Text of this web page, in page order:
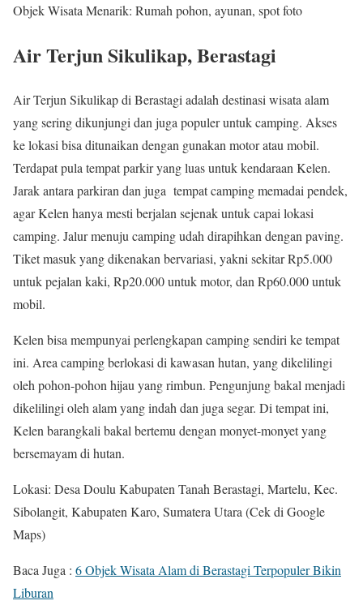
Objek Wisata Menarik: Rumah pohon, ayunan, spot foto
Air Terjun Sikulikap, Berastagi
Air Terjun Sikulikap di Berastagi adalah destinasi wisata alam
yang sering dikunjungi dan juga populer untuk camping. Akses
ke lokasi bisa ditunaikan dengan gunakan motor atau mobil.
Terdapat pula tempat parkir yang luas untuk kendaraan Kelen.
Jarak antara parkiran dan juga tempat camping memadai pendek,
agar Kelen hanya mesti berjalan sejenak untuk capai lokasi
camping. Jalur menuju camping udah dirapihkan dengan paving.
Tiket masuk yang dikenakan bervariasi, yakni sekitar Rp5.000
untuk pejalan kaki, Rp20.000 untuk motor, dan Rp60.000 untuk
mobil.
Kelen bisa mempunyai perlengkapan camping sendiri ke tempat
ini. Area camping berlokasi di kawasan hutan, yang dikelilingi
oleh pohon-pohon hijau yang rimbun. Pengunjung bakal menjadi
dikelilingi oleh alam yang indah dan juga segar. Di tempat ini,
Kelen barangkali bakal bertemu dengan monyet-monyet yang
bersemayam di hutan.
Lokasi: Desa Doulu Kabupaten Tanah Berastagi, Martelu, Kec.
Sibolangit, Kabupaten Karo, Sumatera Utara (Cek di Google
Maps)
Baca Juga : 6 Objek Wisata Alam di Berastagi Terpopuler Bikin
Liburan